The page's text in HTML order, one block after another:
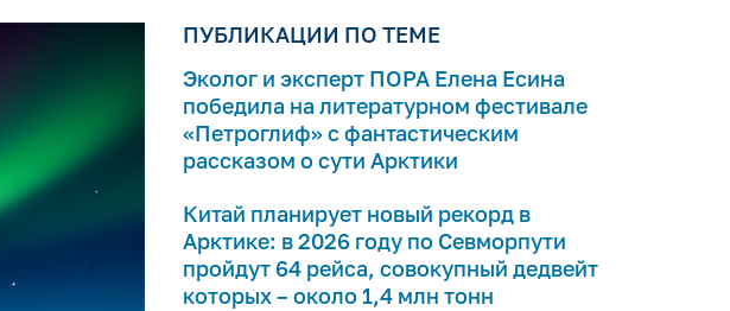
ПУБЛИКАЦИИ ПО ТЕМЕ
Эколог и эксперт ПОРА Елена Есина
победила на литературном фестивале
«Петроглиф» с фантастическим
рассказом о сути Арктики
Китай планирует новый рекорд в
Арктике: в 2026 году по Севморпути
пройдут 64 рейса, совокупный дедвейт
которых – около 1,4 млн тонн